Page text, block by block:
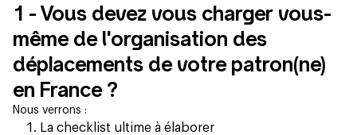
1 - Vous devez vous charger vous-
même de l'organisation des
déplacements de votre patron(ne)
en France ?
Nous verrons :
La checklist ultime à élaborer